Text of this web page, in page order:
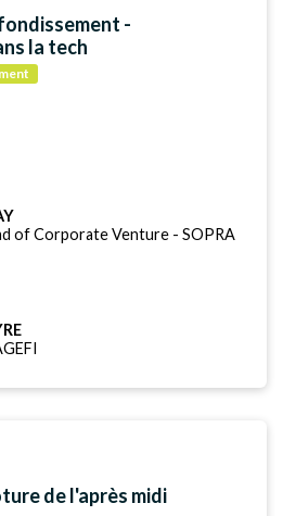
-
la tech
of Corporate Venture - SOPRA
de l'après midi